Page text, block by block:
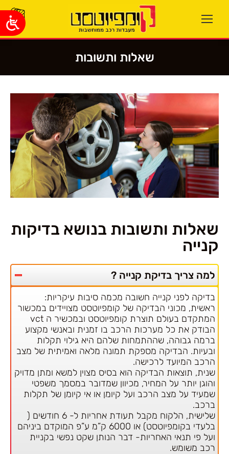
שאלות ותשובות
You are here:
שאלות ותשובות בנושא בדיקות
קנייה
למה צריך בדיקת קנייה ?
בדיקה לפני קנייה חשובה מכמה סיבות עיקריות:
ראשית, מכוני הבדיקה של קומפיוטסט מצויידים במכשור
המתקדם בעולם תוצרת קומפיוטסט ובמכשיר ה vct
הבודק את כל מערכות הרכב בו זמנית ובאנשי מקצוע
ברמה גבוהה, שההתמחות שלהם היא גילוי תקלות
ובעיות. הבדיקה מספקת תמונה מלאה ואמיתית של מצב
הרכב המיועד לרכישה.
שנית, תוצאות הבדיקה הוא בסיס מצוין למשא ומתן מדויק
והוגן יותר על המחיר, מכיוון שמדובר במסמך משפטי
שמעיד על מצב הרכב ועל קיומן או אי קיומן של תקלות
ברכב.
שלישית, הלקוח מקבל תעודת אחריות ל- 6 חודשים (
בלעדי בקומפיוטסט) או 6000 ק”מ ע”פ המוקדם ביניהם
ועל פי תנאי האחריות- דבר הנותן שקט נפשי בקניית
רכב משומש.